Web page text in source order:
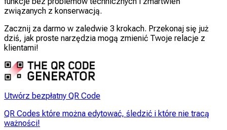
związanych z konserwacją.
Zacznij za darmo w zaledwie 3 krokach. Przekonaj się już
dziś, jak proste narzędzia mogą zmienić Twoje relacje z
klientami!
Utwórz bezpłatny QR Code
QR Codes które można edytować, śledzić i które nie tracą
ważności!